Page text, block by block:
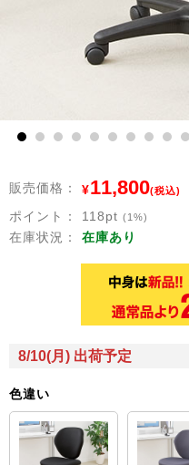
販売価格： ¥11,800(税込)
ポイント： 118pt (1%)
在庫状況： 在庫あり
8/10(月) 出荷予定
色違い